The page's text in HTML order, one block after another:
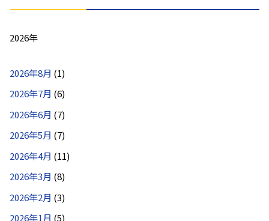
2026年
2026年8月 (1)
2026年7月 (6)
2026年6月 (7)
2026年5月 (7)
2026年4月 (11)
2026年3月 (8)
2026年2月 (3)
2026年1月 (5)